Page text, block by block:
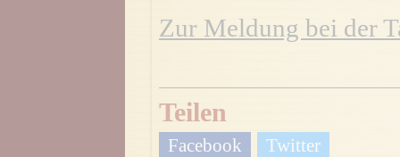
Zur Meldung bei der
Teilen
Facebook Twitter